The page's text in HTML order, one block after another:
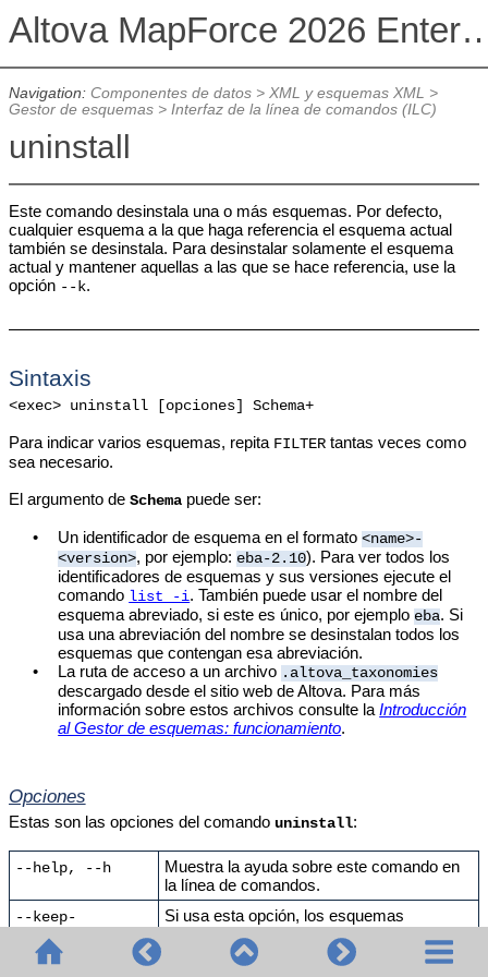
Altova MapForce 2026
Navigation: Componentes de datos> XML y esquemas XML >
Gestor de esquemas> Interfaz de la línea de comandos (ILC)
uninstall
Este comando desinstala una o más esquemas. Por defecto,
cualquier esquema a la que haga referencia el esquema actual
también se desinstala. Para desinstalar solamente el esquema
actual y mantener aquellas a las que se hace referencia, use la
opción --k.
Sintaxis
<exec> uninstall [opciones] Schema+
Para indicar varios esquemas, repita FILTERtantas veces como
sea necesario.
El argumento de Schemapuede ser:
• Un identificador de esquema en el formato<name>-
<version>, por ejemplo:eba-2.10). Para ver todos los
identificadores de esquemas y sus versiones ejecute el
comando list -i. También puede usar el nombre del
esquema abreviado, si este es único, por ejemploeba. Si
usa una abreviación del nombre se desinstalan todos los
esquemas que contengan esa abreviación.
•
La ruta de acceso a un archivo.altova_taxonomies
descargado desde el sitio web de Altova. Para más
información sobre estos archivos consulte laIntroducción
al Gestor de esquemas: funcionamiento.
Opciones
Estas son las opciones del comando uninstall:
--help, --h
Muestra la ayuda sobre este comando en
la línea de comandos.
--keep-
references, --k
Si usa esta opción, los esquemas
referenciados no se desinstalan. El valor
predeterminado es
false.